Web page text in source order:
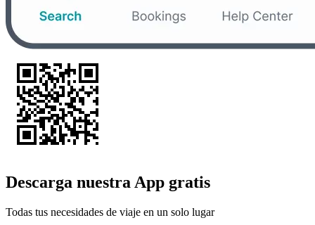
Descarga nuestra App gratis
Todas tus necesidades de viaje en un solo lugar